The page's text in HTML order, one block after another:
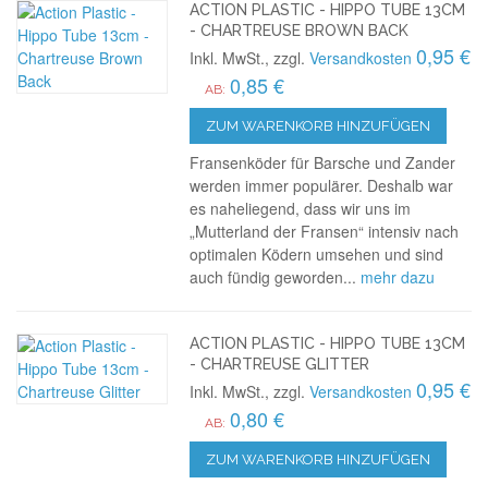
ACTION PLASTIC - HIPPO TUBE 13CM
- CHARTREUSE BROWN BACK
Inkl. MwSt., zzgl.Versandkosten 0,95 €
AB: 0,85 €
ZUM WARENKORB HINZUFÜGEN
Fransenköder für Barsche und Zander
werden immer populärer. Deshalb war
es naheliegend, dass wir uns im
„Mutterland der Fransen“ intensiv nach
optimalen Ködern umsehen und sind
auch fündig geworden... mehr dazu
ACTION PLASTIC - HIPPO TUBE 13CM
- CHARTREUSE GLITTER
Inkl. MwSt., zzgl.Versandkosten 0,95 €
AB: 0,80 €
ZUM WARENKORB HINZUFÜGEN